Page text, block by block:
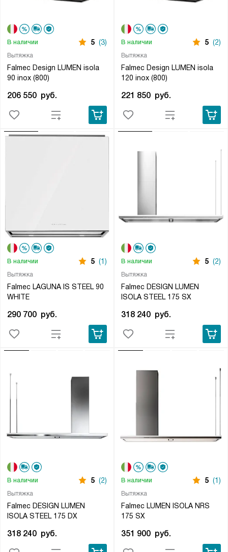
Вытяжка
Falmec Design LUMEN isola
90 inox (800)
В наличии 5 (3)
206 550 руб.
Вытяжка
Falmec Design LUMEN isola
120 inox (800)
В наличии 5 (2)
221 850 руб.
Вытяжка
Falmec LAGUNA IS STEEL 90
WHITE
В наличии 5 (1)
290 700 руб.
Вытяжка
Falmec DESIGN LUMEN
ISOLA STEEL 175 SX
В наличии 5 (2)
318 240 руб.
Вытяжка
Falmec DESIGN LUMEN
ISOLA STEEL 175 DX
В наличии 5 (2)
318 240 руб.
Вытяжка
Falmec LUMEN ISOLA NRS
175 SX
В наличии 5 (1)
351 900 руб.